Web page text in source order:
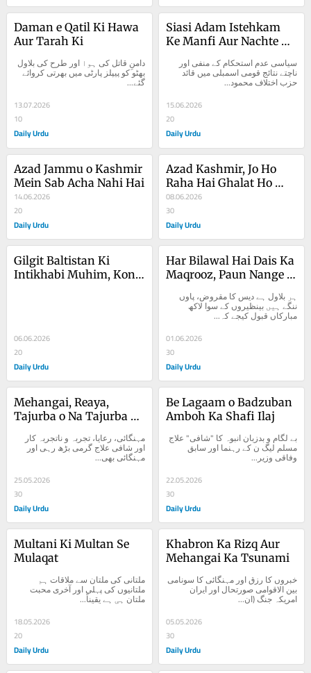
Daman e Qatil Ki Hawa
Aur Tarah Ki
بھٹو کو پیپلز پارٹی میں بھرتی کروائے
گئے...
13.07.2026
10
Daily Urdu
Siasi Adam Istehkam
Ke Manfi Aur Nachte
ناچتے نتائج قومی اسمبلی میں قائد
حزب اختلاف محمود...
15.06.2026
20
Daily Urdu
Azad Jammu o Kashmir
Mein Sab Acha Nahi Hai
14.06.2026
20
Daily Urdu
Azad Kashmir, Jo Ho
Raha Hai Ghalat Ho
Raha Hai
08.06.2026
30
Daily Urdu
Gilgit Baltistan Ki
Intikhabi Muhim, Kon
06.06.2026
20
Daily Urdu
Har Bilawal Hai Dais Ka
Maqrooz, Paun Nange
ننگے ہیں بینظیروں کے سوا لاکھ
مبارکاں قبول کیجے کہ...
01.06.2026
30
Daily Urdu
Mehangai, Reaya,
Tajurba o Na Tajurba
اور شافی علاج گرمی بڑھ رہی اور
مہنگائی بھی...
25.05.2026
30
Daily Urdu
Be Lagaam o Badzuban
Amboh Ka Shafi Ilaj
وفاقی وزیر...
22.05.2026
30
Daily Urdu
Multani Ki Multan Se
Mulaqat
ملتان ہی ہے یقیناً...
18.05.2026
20
Daily Urdu
Khabron Ka Rizq Aur
Mehangai Ka Tsunami
امریکہ جنگ (ان...
05.05.2026
30
Daily Urdu